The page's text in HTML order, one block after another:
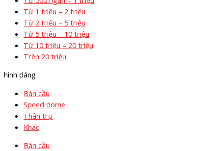
Từ 1 triệu – 2 triệu
Từ 2 triệu – 5 triệu
Từ 5 triệu – 10 triệu
Từ 10 triệu – 20 triệu
Trên 20 triệu
hình dáng
Bán cầu
Speed dome
Thân trụ
Khác
Bán cầu